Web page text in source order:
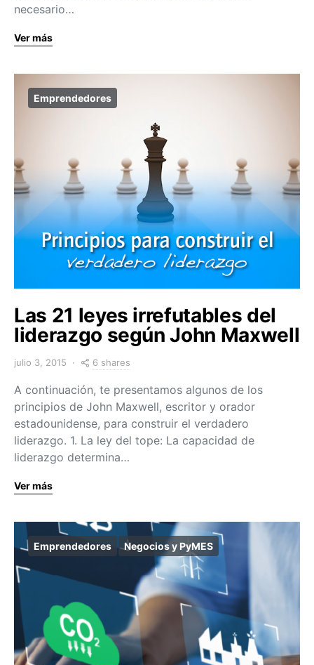
necesario…
Ver más
Emprendedores
Las 21 leyes irrefutables del
liderazgo según John Maxwell
julio 3, 2015 6 shares
A continuación, te presentamos algunos de los
principios de John Maxwell, escritor y orador
estadounidense, para construir el verdadero
liderazgo. 1. La ley del tope: La capacidad de
liderazgo determina…
Ver más
Emprendedores Negocios y PyMES